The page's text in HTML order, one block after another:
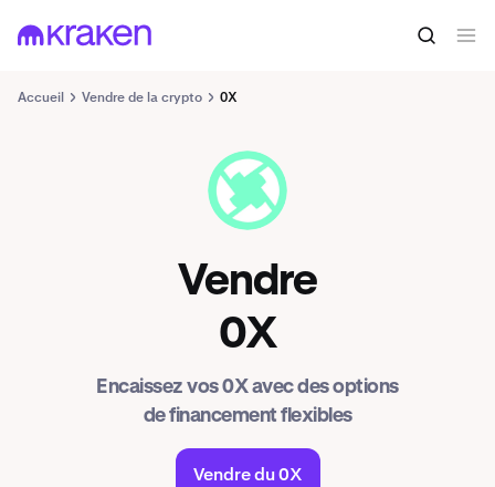
Accueil Vendre de la crypto 0X
Vendre
0X
Encaissez vos 0X avec des options
de financement flexibles
Vendre du 0X